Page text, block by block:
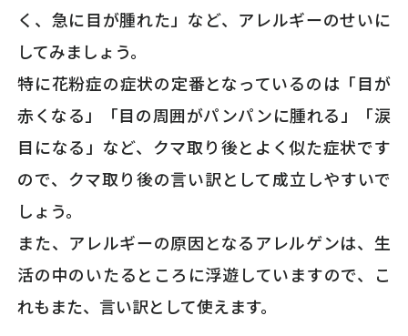
く、急に目が腫れた」など、アレルギーのせいに
してみましょう。
特に花粉症の症状の定番となっているのは「目が
赤くなる」「目の周囲がパンパンに腫れる」「涙
目になる」など、クマ取り後とよく似た症状です
ので、クマ取り後の言い訳として成立しやすいで
しょう。
また、アレルギーの原因となるアレルゲンは、生
活の中のいたるところに浮遊していますので、こ
れもまた、言い訳として使えます。